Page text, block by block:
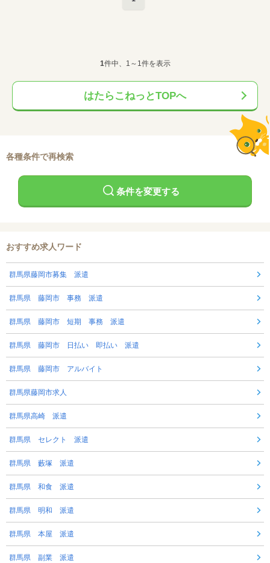
1件中、1～1件を表示
はたらこねっとTOPへ
各種条件で再検索
条件を変更する
おすすめ求人ワード
群馬県藤岡市募集 派遣
群馬県 藤岡市 事務 派遣
群馬県 藤岡市 短期 事務 派遣
群馬県 藤岡市 日払い 即払い 派遣
群馬県 藤岡市 アルバイト
群馬県藤岡市求人
群馬県高崎 派遣
群馬県 セレクト 派遣
群馬県 藪塚 派遣
群馬県 和食 派遣
群馬県 明和 派遣
群馬県 本屋 派遣
群馬県 副業 派遣